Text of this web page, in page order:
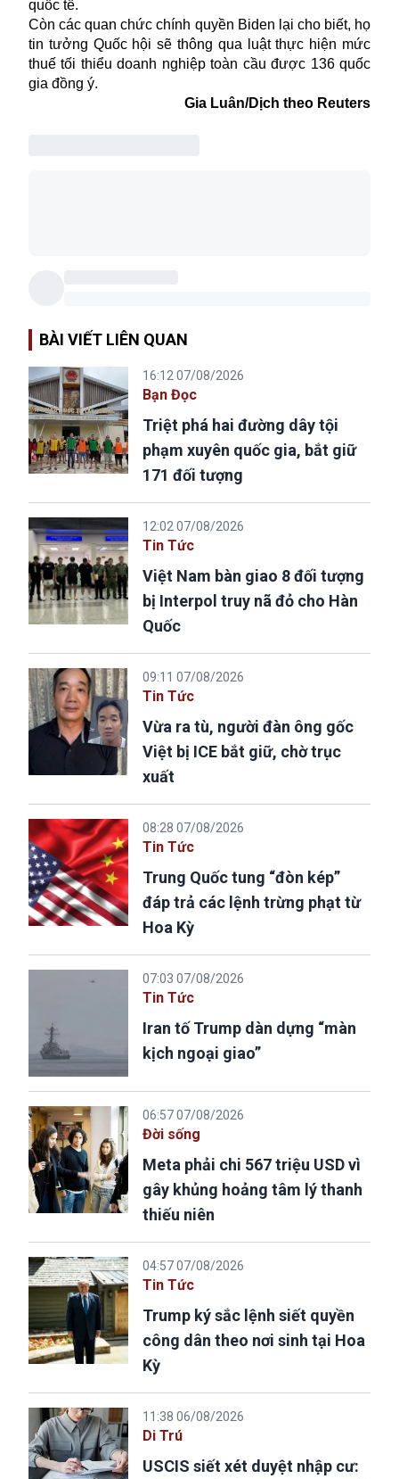
quốc tế.
Còn các quan chức chính quyền Biden lại cho biết, họ
tin tưởng Quốc hội sẽ thông qua luật thực hiện mức
thuế tối thiểu doanh nghiệp toàn cầu được 136 quốc
gia đồng ý.
Gia Luân/Dịch theo Reuters
BÀI VIẾT LIÊN QUAN
16:12 07/08/2026
Bạn Đọc
Triệt phá hai đường dây tội
phạm xuyên quốc gia, bắt giữ
171 đối tượng
12:02 07/08/2026
Tin Tức
Việt Nam bàn giao 8 đối tượng
bị Interpol truy nã đỏ cho Hàn
Quốc
09:11 07/08/2026
Tin Tức
Vừa ra tù, người đàn ông gốc
Việt bị ICE bắt giữ, chờ trục
xuất
08:28 07/08/2026
Tin Tức
Trung Quốc tung “đòn kép”
đáp trả các lệnh trừng phạt từ
Hoa Kỳ
07:03 07/08/2026
Tin Tức
Iran tố Trump dàn dựng “màn
kịch ngoại giao”
06:57 07/08/2026
Đời sống
Meta phải chi 567 triệu USD vì
gây khủng hoảng tâm lý thanh
thiếu niên
04:57 07/08/2026
Tin Tức
Trump ký sắc lệnh siết quyền
công dân theo nơi sinh tại Hoa
Kỳ
11:38 06/08/2026
Di Trú
USCIS siết xét duyệt nhập cư: